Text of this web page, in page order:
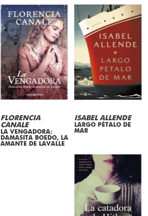
FLORENCIA
CANALE
LA VENGADORA:
DAMASITA BOEDO, LA
AMANTE DE LAVALLE
ISABEL ALLENDE
LARGO PÉTALO DE
MAR